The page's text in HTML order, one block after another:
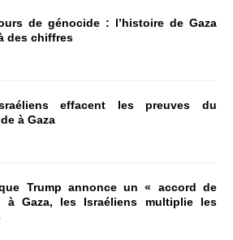
de génocide : l’histoire de Gaza
des chiffres
effacent les preuves du
à Gaza
Trump annonce un « accord de
à Gaza, les Israéliens multiplie les